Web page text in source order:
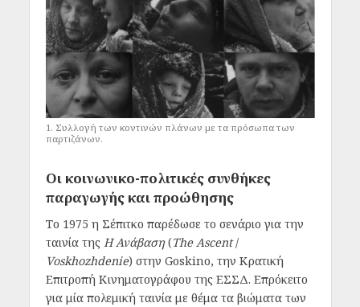
1. Συλλογή των κοντινών πλάνων με τα πρόσωπα των
παρτιζάνων.
Οι κοινωνικο-πολιτικές συνθήκες
παραγωγής και προώθησης
Το 1975 η Σέπιτκο παρέδωσε το σενάριο για την
ταινία της Η Ανάβαση(The Ascent/
Voskhozhdenie) στην Goskino, την Κρατική
Επιτροπή Κινηματογράφου της ΕΣΣΔ. Επρόκειτο
για μία πολεμική ταινία με θέμα τα βιώματα των